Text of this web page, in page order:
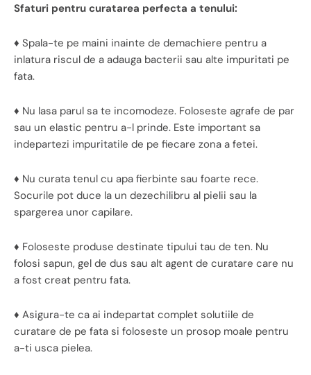
Sfaturi pentru curatarea perfecta a tenului:
♦ Spala-te pe maini inainte de demachiere pentru a
inlatura riscul de a adauga bacterii sau alte impuritati pe
fata.
♦ Nu lasa parul sa te incomodeze. Foloseste agrafe de par
sau un elastic pentru a-l prinde. Este important sa
indepartezi impuritatile de pe fiecare zona a fetei.
♦ Nu curata tenul cu apa fierbinte sau foarte rece.
Socurile pot duce la un dezechilibru al pielii sau la
spargerea unor capilare.
♦ Foloseste produse destinate tipului tau de ten. Nu
folosi sapun, gel de dus sau alt agent de curatare care nu
a fost creat pentru fata.
♦ Asigura-te ca ai indepartat complet solutiile de
curatare de pe fata si foloseste un prosop moale pentru
a-ti usca pielea.